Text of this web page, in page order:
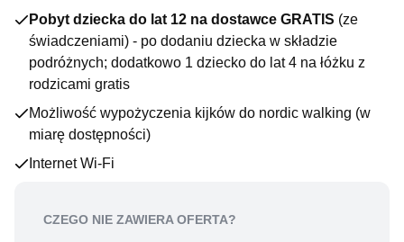
funkcjonalnością, Twój pobyt w Focus Premium z pewnością
będzie udany. Wszystkie pokoje wyposażone są w
designerską łazienkę z prysznicem i suszarką do włosów,
zestaw do parzenia kawy i herbaty, telewizor z płaskim
ekranem oraz bezprzewodowy Internet.
DLA NAJMŁODSZYCH
książki.
W hotelowej restauracji serwowane są śniadania w formie
Pobyt dziecka do lat 12 na dostawce GRATIS (ze
świadczeniami) - po dodaniu dziecka w składzie
podróżnych; dodatkowo 1 dziecko do lat 4 na łóżku z
rodzicami gratis
Możliwość wypożyczenia kijków do nordic walking (w
miarę dostępności)
Internet Wi-Fi
CZEGO NIE ZAWIERA OFERTA?